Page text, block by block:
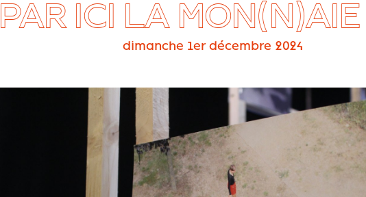
PAR ICI LA
dimanche 1er décembre 2024